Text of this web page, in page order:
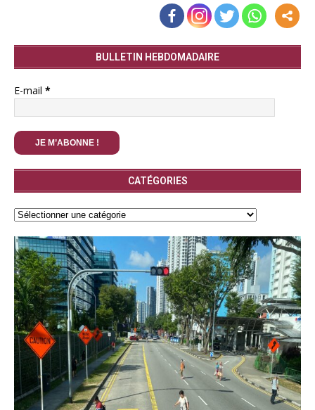
BULLETIN HEBDOMADAIRE
E-mail *
CATÉGORIES